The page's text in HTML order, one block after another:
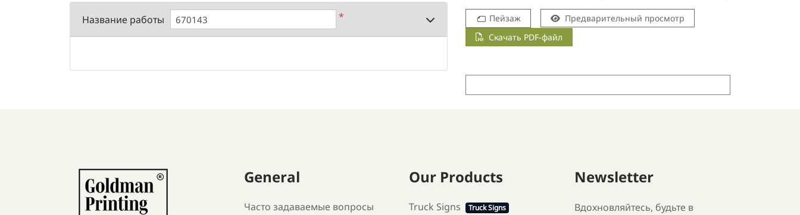
Пейзаж
Предварительный просмотр
Скачать PDF-файл
Название работы *
General
Часто задаваемые вопросы
Our Products
Truck Signs Truck Signs
Newsletter
Вдохновляйтесь, будьте в